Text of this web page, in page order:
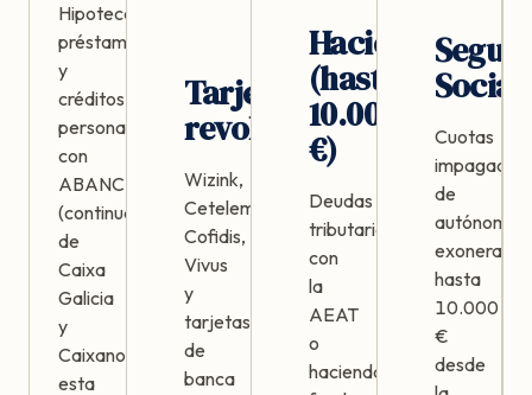
Hipotecas,
préstamos
y
créditos
personales
con
ABANCA
(continuadora
de
Caixa
Galicia
y
Caixanova,
esta
Tarjetas
revolving
Wizink,
Cetelem,
Cofidis,
Vivus
y
tarjetas
de
banca
Hacienda
(hasta
10.000
€)
Deudas
tributarias
con
la
AEAT
o
hacienda
Social
Cuotas
impagadas
de
autónomos,
hasta
10.000
€
desde